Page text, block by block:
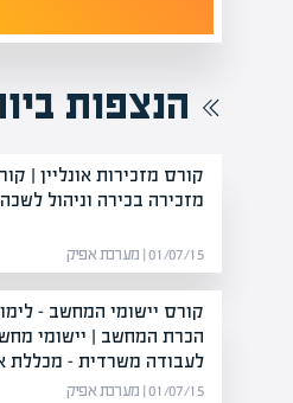
הנצפות
קורס מזכירות אונליין |
מזכירה בכירה וניהול לשכה
01/07/15 | מערכת אפיק
קורס יישומי המחשב –
הכרת המחשב | יישומי
לעבודה משרדית – מכללת
01/07/15 | מערכת אפיק